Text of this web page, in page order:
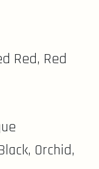
Red, Red
Orchid,